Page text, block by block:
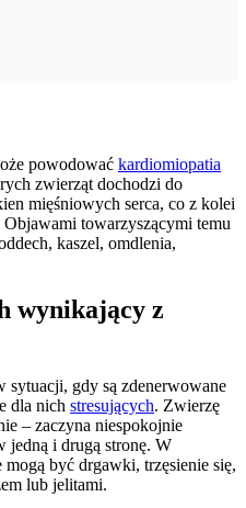
powodować kardiomiopatia
zwierząt dochodzi do
mięśniowych serca, co z kolei
towarzyszącymi temu
kaszel, omdlenia,
wynikający z
sytuacji, gdy są zdenerwowane
dla nich stresujących. Zwierzę
– zaczyna niespokojnie
jedną i drugą stronę. W
być drgawki, trzęsienie się,
lub jelitami.